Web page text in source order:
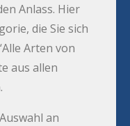
Anlass. Hier
die Sie sich
Arten von
aus allen
an